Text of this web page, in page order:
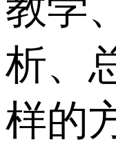
析、
样的